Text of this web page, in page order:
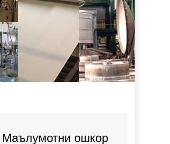
Маълумотни ошкор